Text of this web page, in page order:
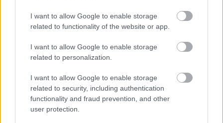
I want to allow Google to enable storage
related to functionality of the website or app.
I want to allow Google to enable storage
related to personalization.
I want to allow Google to enable storage
related to security, including authentication
functionality and fraud prevention, and other
user protection.
NÉPSZERŰ